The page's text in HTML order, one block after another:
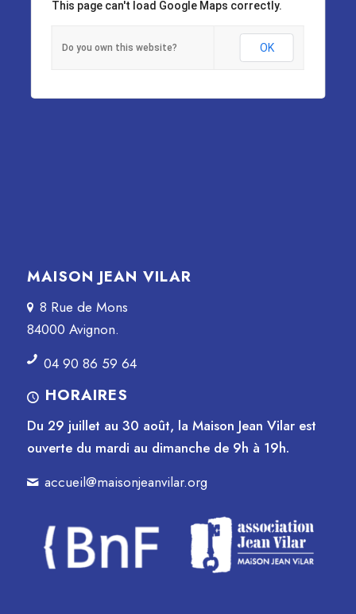
This page can't load Google Maps correctly.
Do you own this website? OK
MAISON JEAN VILAR
8 Rue de Mons
84000 Avignon.
04 90 86 59 64
HORAIRES
Du 29 juillet au 30 août, la Maison Jean Vilar est
ouverte du mardi au dimanche de 9h à 19h.
accueil@maisonjeanvilar.org